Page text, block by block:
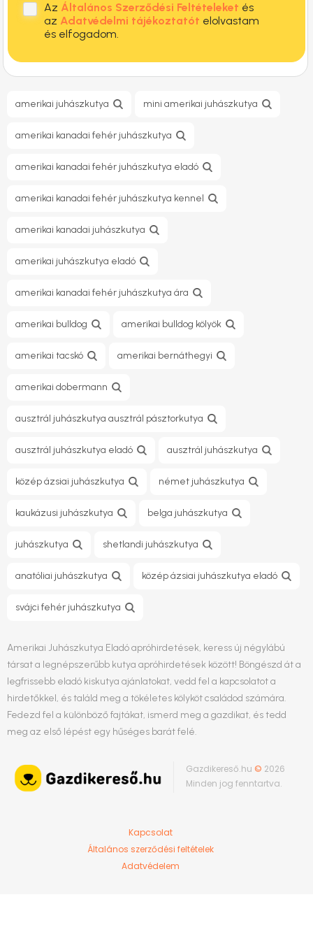
Az Általános Szerződési Feltételeket és
az Adatvédelmi tájékoztatót elolvastam
és elfogadom.
amerikai juhászkutya mini amerikai juhászkutya
amerikai kanadai fehér juhászkutya
amerikai kanadai fehér juhászkutya eladó
amerikai kanadai fehér juhászkutya kennel
amerikai kanadai juhászkutya
amerikai juhászkutya eladó
amerikai kanadai fehér juhászkutya ára
amerikai bulldog amerikai bulldog kölyök
amerikai tacskó amerikai bernáthegyi
amerikai dobermann
ausztrál juhászkutya ausztrál pásztorkutya
ausztrál juhászkutya eladó ausztrál juhászkutya
közép ázsiai juhászkutya német juhászkutya
kaukázusi juhászkutya belga juhászkutya
juhászkutya shetlandi juhászkutya
anatóliai juhászkutya közép ázsiai juhászkutya eladó
svájci fehér juhászkutya
Amerikai Juhászkutya Eladó apróhirdetések, keress új négylábú
társat a legnépszerűbb kutya apróhirdetések között! Böngészd át a
legfrissebb eladó kiskutya ajánlatokat, vedd fel a kapcsolatot a
hirdetőkkel, és találd meg a tökéletes kölyköt családod számára.
Fedezd fel a különböző fajtákat, ismerd meg a gazdikat, és tedd
meg az első lépést egy hűséges barát felé.
Gazdikereső.hu © 2026
Minden jog fenntartva.
Kapcsolat
Általános szerződési feltételek
Adatvédelem